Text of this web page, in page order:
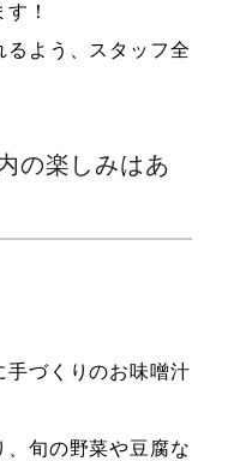
！
るよう、スタッフ全
の楽しみはあ
手づくりのお味噌汁
、旬の野菜や豆腐な